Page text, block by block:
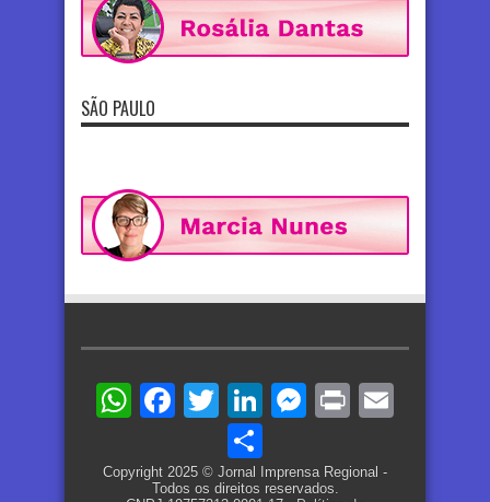
SÃO PAULO
WhatsApp
Facebook
TwitterLinkedIn
Messenger
Print
Copyright 2025 © Jornal Imprensa Regional -
Todos os direitos reservados.